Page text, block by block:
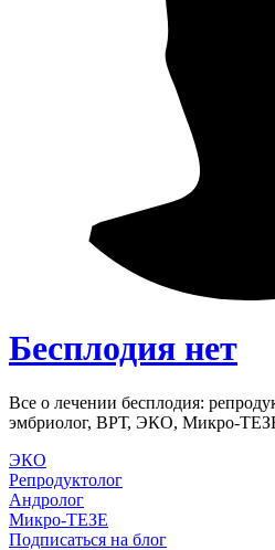
Бесплодия нет
Все о лечении бесплодия:
эмбриолог, ВРТ, ЭКО, Микро-
ЭКО
Репродуктолог
Андролог
Микро-ТЕЗЕ
Подписаться на блог